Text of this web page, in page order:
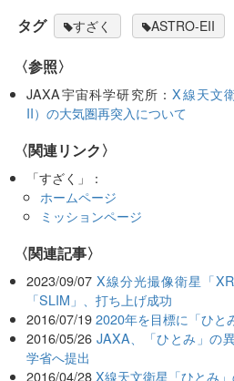
タグ すざく ASTRO-EII
〈参照〉
JAXA宇宙科学研究所：X線天文
II）の大気圏再突入について
〈関連リンク〉
「すざく」：
ホームページ
ミッションページ
関連記事
2023/09/07 X線分光撮像衛星「
「SLIM」、打ち上げ成功
2016/07/19 2020年を目標に「ひと
2016/05/26 JAXA、「ひとみ」の
学省へ提出
2016/04/28 X線天文衛星「ひとみ